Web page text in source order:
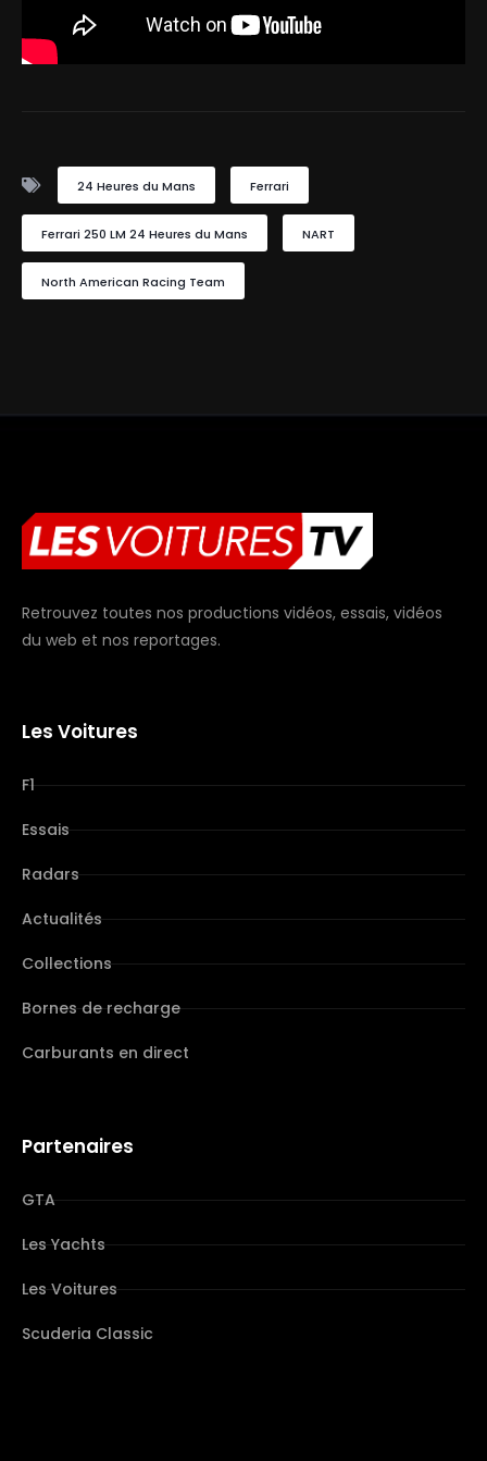
24 Heures du Mans Ferrari
Ferrari 250 LM 24 Heures du Mans NART
North American Racing Team
Retrouvez toutes nos productions vidéos, essais, vidéos
du web et nos reportages.
Les Voitures
F1
Essais
Radars
Actualités
Collections
Bornes de recharge
Carburants en direct
Partenaires
GTA
Les Yachts
Les Voitures
Scuderia Classic